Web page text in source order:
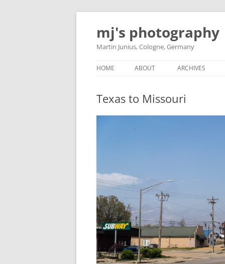
Skip
content
mj's photography
Martin Junius, Cologne, Germany
HOME ABOUT ARCHIVES
Texas to Missouri